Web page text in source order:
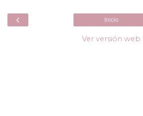
‹ Inicio
Ver versión web